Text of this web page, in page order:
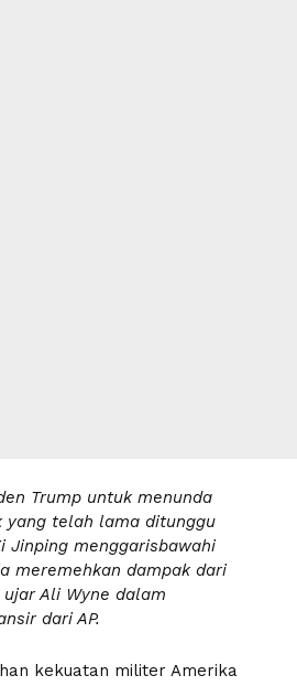
Trump untuk menunda
yang telah lama ditunggu
Jinping menggarisbawahi
meremehkan dampak dari
ujar Ali Wyne dalam
dari AP.
kekuatan militer Amerika